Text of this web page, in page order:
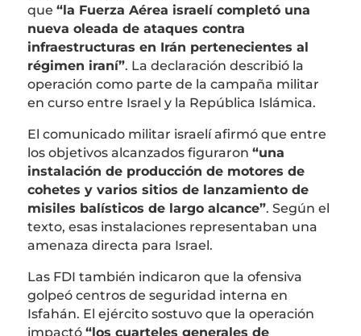
que “la Fuerza Aérea israelí completó una
nueva oleada de ataques contra
infraestructuras en Irán pertenecientes al
régimen iraní”. La declaración describió la
operación como parte de la campaña militar
en curso entre Israel y la República Islámica.
El comunicado militar israelí afirmó que entre
los objetivos alcanzados figuraron “una
instalación de producción de motores de
cohetes y varios sitios de lanzamiento de
misiles balísticos de largo alcance”. Según el
texto, esas instalaciones representaban una
amenaza directa para Israel.
Las FDI también indicaron que la ofensiva
golpeó centros de seguridad interna en
Isfahán. El ejército sostuvo que la operación
impactó “los cuarteles generales de